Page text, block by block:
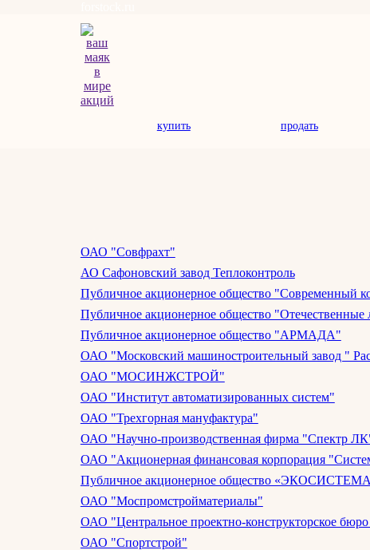
купить продать
ОАО "Совфрахт"
АО Сафоновский завод Теплоконтроль
Публичное акционерное общество "Современный
Публичное акционерное общество "Отечественные
Публичное акционерное общество "АРМАДА"
ОАО "Московский машиностроительный завод "
ОАО "МОСИНЖСТРОЙ"
ОАО "Институт автоматизированных систем"
ОАО "Трехгорная мануфактура"
ОАО "Научно-производственная фирма "Спектр
ОАО "Акционерная финансовая корпорация
Публичное акционерное общество
ОАО "Моспромстройматериалы"
ОАО "Центральное проектно-конструкторское
ОАО "Спортстрой"